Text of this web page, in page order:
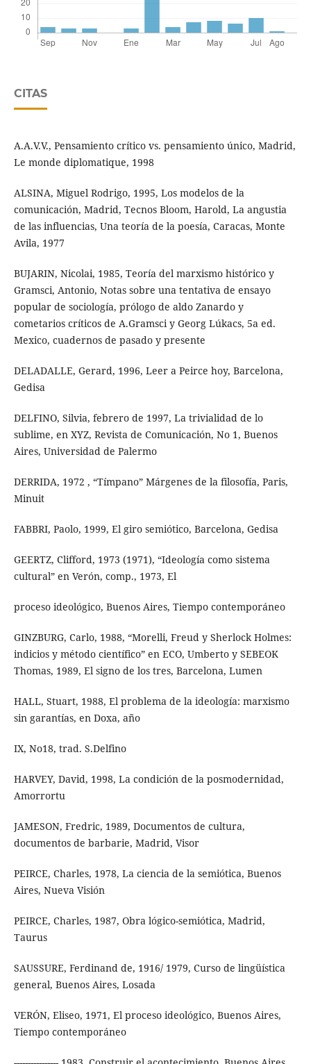
CITAS
A.A.V.V., Pensamiento crítico vs. pensamiento único, Madrid,
Le monde diplomatique, 1998
ALSINA, Miguel Rodrigo, 1995, Los modelos de la
comunicación, Madrid, Tecnos Bloom, Harold, La angustia
de las influencias, Una teoría de la poesía, Caracas, Monte
Avila, 1977
BUJARIN, Nicolai, 1985, Teoría del marxismo histórico y
Gramsci, Antonio, Notas sobre una tentativa de ensayo
popular de sociología, prólogo de aldo Zanardo y
cometarios críticos de A.Gramsci y Georg Lúkacs, 5a ed.
Mexico, cuadernos de pasado y presente
DELADALLE, Gerard, 1996, Leer a Peirce hoy, Barcelona,
Gedisa
DELFINO, Silvia, febrero de 1997, La trivialidad de lo
sublime, en XYZ, Revista de Comunicación, No 1, Buenos
Aires, Universidad de Palermo
DERRIDA, 1972 , “Tímpano” Márgenes de la filosofía, Paris,
Minuit
FABBRI, Paolo, 1999, El giro semiótico, Barcelona, Gedisa
GEERTZ, Clifford, 1973 (1971), “Ideología como sistema
cultural” en Verón, comp., 1973, El
proceso ideológico, Buenos Aires, Tiempo contemporáneo
GINZBURG, Carlo, 1988, “Morelli, Freud y Sherlock Holmes:
indicios y método científico” en ECO, Umberto y SEBEOK
Thomas, 1989, El signo de los tres, Barcelona, Lumen
HALL, Stuart, 1988, El problema de la ideología: marxismo
sin garantías, en Doxa, año
IX, No18, trad. S.Delfino
HARVEY, David, 1998, La condición de la posmodernidad,
Amorrortu
JAMESON, Fredric, 1989, Documentos de cultura,
documentos de barbarie, Madrid, Visor
PEIRCE, Charles, 1978, La ciencia de la semiótica, Buenos
Aires, Nueva Visión
PEIRCE, Charles, 1987, Obra lógico-semiótica, Madrid,
Taurus
SAUSSURE, Ferdinand de, 1916/ 1979, Curso de lingüística
general, Buenos Aires, Losada
VERÓN, Eliseo, 1971, El proceso ideológico, Buenos Aires,
Tiempo contemporáneo